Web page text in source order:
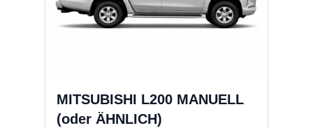
MITSUBISHI L200 MANUELL
(oder ÄHNLICH)